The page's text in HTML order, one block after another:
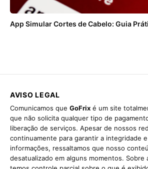
App Simular Cortes de Cabelo: Guia
AVISO LEGAL
Comunicamos que GoFrix é um site
que não solicita qualquer tipo de
liberação de serviços. Apesar de nossos
continuamente para garantir a integridade
informações, ressaltamos que nosso
desatualizado em alguns momentos. Sobre